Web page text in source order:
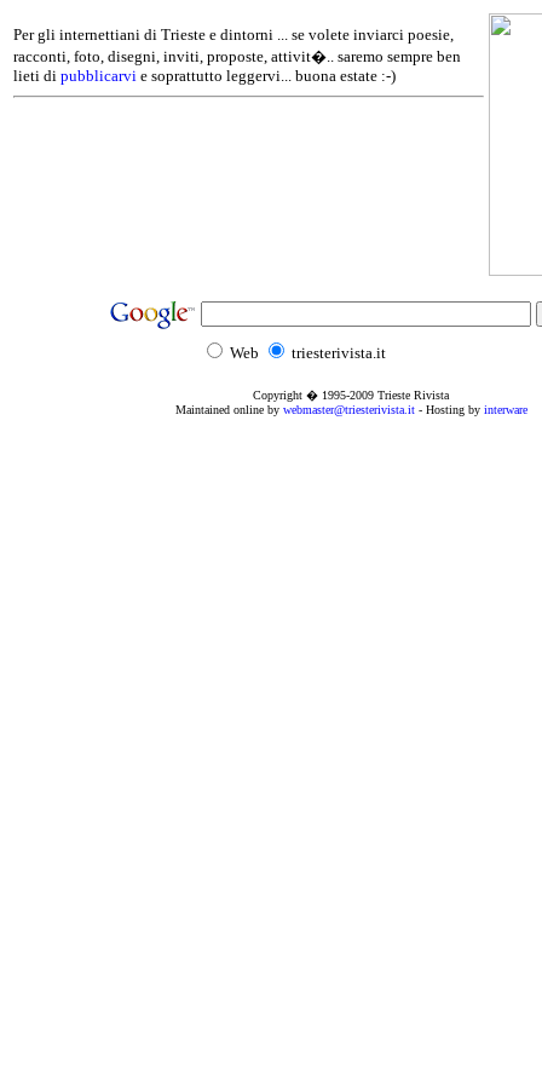
Per gli internettiani di Trieste e dintorni ... se volete inviarci poesie,
racconti, foto, disegni, inviti, proposte, attivit�.. saremo sempre ben
lieti di pubblicarvi e soprattutto leggervi... buona estate :-)
Web triesterivista.it
Copyright � 1995-2009 Trieste Rivista
Maintained online by webmaster@triesterivista.it- Hosting by interware